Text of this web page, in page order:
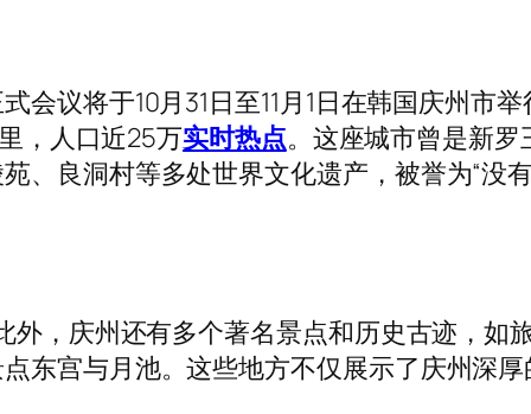
将于10月31日至11月1日在韩国庆州市
，人口近25万实时热点。这座城市曾是新
、良洞村等多处世界文化遗产，被誉为“没
庆州还有多个著名景点和历史古迹，如
东宫与月池。这些地方不仅展示了庆州深